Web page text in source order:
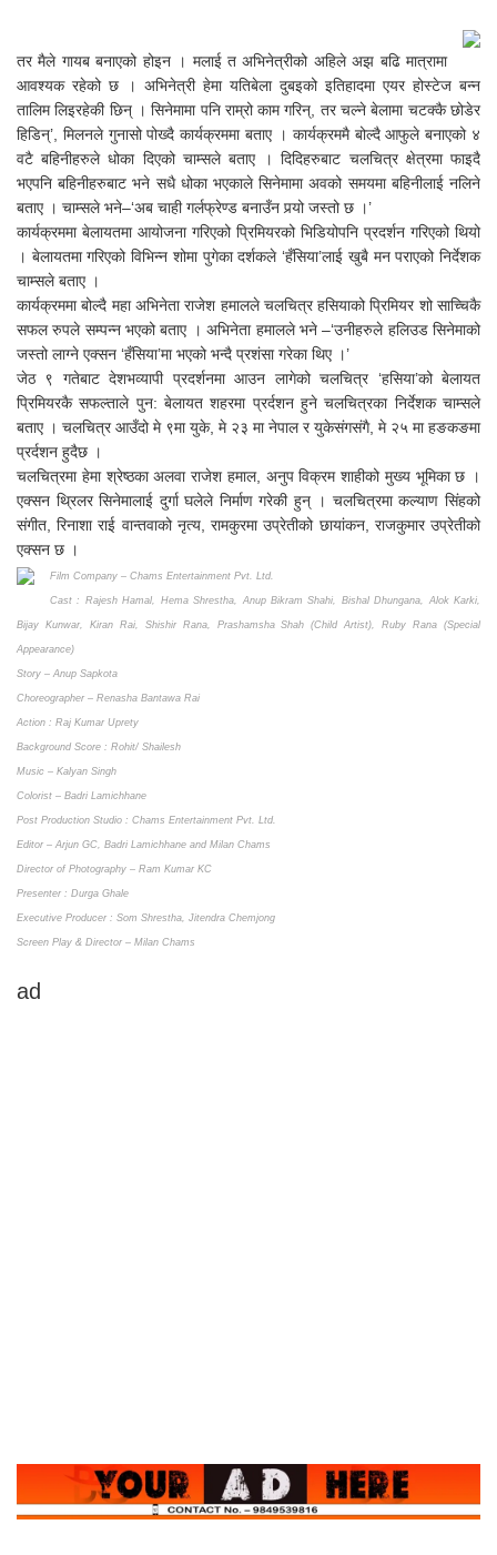
तर मैले गायब बनाएको होइन । मलाई त अभिनेत्रीको अहिले अझ बढि मात्रामा
आवश्यक रहेको छ । अभिनेत्री हेमा यतिबेला दुबइको इतिहादमा एयर होस्टेज बन्न
तालिम लिइरहेकी छिन् । सिनेमामा पनि राम्रो काम गरिन्, तर चल्ने बेलामा चटक्कै छोडेर
हिडिन्’, मिलनले गुनासो पोख्दै कार्यक्रममा बताए । कार्यक्रममै बोल्दै आफुले बनाएको ४
वटै बहिनीहरुले धोका दिएको चाम्सले बताए । दिदिहरुबाट चलचित्र क्षेत्रमा फाइदै
भएपनि बहिनीहरुबाट भने सधै धोका भएकाले सिनेमामा अवको समयमा बहिनीलाई नलिने
बताए । चाम्सले भने–‘अब चाही गर्लफ्रेण्ड बनाउँन पर्‍यो जस्तो छ ।’
कार्यक्रममा बेलायतमा आयोजना गरिएको प्रिमियरको भिडियोपनि प्रदर्शन गरिएको थियो
। बेलायतमा गरिएको विभिन्न शोमा पुगेका दर्शकले ‘हँसिया’लाई खुबै मन पराएको निर्देशक
चाम्सले बताए ।
कार्यक्रममा बोल्दै महा अभिनेता राजेश हमालले चलचित्र हसियाको प्रिमियर शो साच्चिकै
सफल रुपले सम्पन्न भएको बताए । अभिनेता हमालले भने –‘उनीहरुले हलिउड सिनेमाको
जस्तो लाग्ने एक्सन ‘हँसिया’मा भएको भन्दै प्रशंसा गरेका थिए ।’
जेठ ९ गतेबाट देशभव्यापी प्रदर्शनमा आउन लागेको चलचित्र ‘हसिया’को बेलायत
प्रिमियरकै सफल्ताले पुन: बेलायत शहरमा प्रर्दशन हुने चलचित्रका निर्देशक चाम्सले
बताए । चलचित्र आउँदो मे ९मा युके, मे २३ मा नेपाल र युकेसंगसंगै, मे २५ मा हङकङमा
प्रर्दशन हुदैछ ।
चलचित्रमा हेमा श्रेष्ठका अलवा राजेश हमाल, अनुप विक्रम शाहीको मुख्य भूमिका छ ।
एक्सन थ्रिलर सिनेमालाई दुर्गा घलेले निर्माण गरेकी हुन् । चलचित्रमा कल्याण सिंहको
संगीत, रिनाशा राई वान्तवाको नृत्य, रामकुरमा उप्रेतीको छायांकन, राजकुमार उप्रेतीको
एक्सन छ ।
Film Company – Chams Entertainment Pvt. Ltd.
Cast : Rajesh Hamal, Hema Shrestha, Anup Bikram Shahi, Bishal Dhungana, Alok Karki,
Bijay Kunwar, Kiran Rai, Shishir Rana, Prashamsha Shah (Child Artist), Ruby Rana (Special
Appearance)
Story – Anup Sapkota
Choreographer – Renasha Bantawa Rai
Action : Raj Kumar Uprety
Background Score : Rohit/ Shailesh
Music – Kalyan Singh
Colorist – Badri Lamichhane
Post Production Studio : Chams Entertainment Pvt. Ltd.
Editor – Arjun GC, Badri Lamichhane and Milan Chams
Director of Photography – Ram Kumar KC
Presenter : Durga Ghale
Executive Producer : Som Shrestha, Jitendra Chemjong
Screen Play & Director – Milan Chams
ad